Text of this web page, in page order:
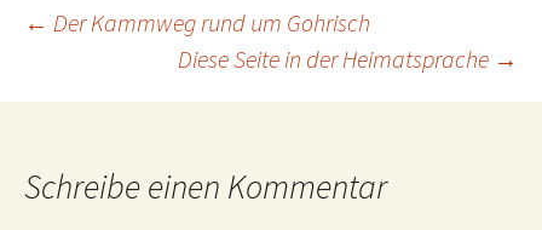
Beitrags-
Navigation
← Der Kammweg rund um Gohrisch
Diese Seite in der Heimatsprache →
Schreibe einen Kommentar